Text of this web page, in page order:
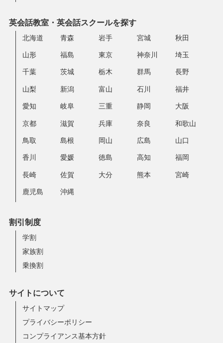
英会話教室・英会話スクールを探す
北海道 青森 岩手 宮城 秋田
山形 福島 東京 神奈川 埼玉
千葉 茨城 栃木 群馬 長野
山梨 新潟 富山 石川 福井
愛知 岐阜 三重 静岡 大阪
京都 滋賀 兵庫 奈良 和歌山
鳥取 島根 岡山 広島 山口
香川 愛媛 徳島 高知 福岡
長崎 佐賀 大分 熊本 宮崎
鹿児島 沖縄
割引制度
学割
家族割
乗換割
サイトについて
サイトマップ
プライバシーポリシー
コンプライアンス基本方針